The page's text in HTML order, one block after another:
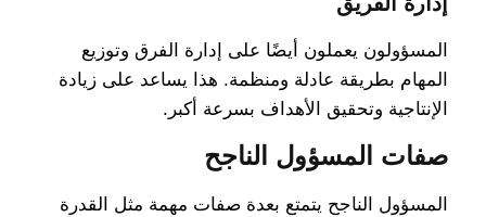
المسؤولون يعملون أيضًا على إدارة الفرق وتوزيع
المهام بطريقة عادلة ومنظمة. هذا يساعد على زيادة
الإنتاجية وتحقيق الأهداف بسرعة أكبر.
صفات المسؤول الناجح
المسؤول الناجح يتمتع بعدة صفات مهمة مثل القدرة